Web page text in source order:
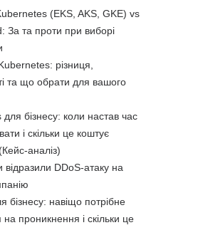
(EKS, AKS, GKE) vs
За та проти при виборі
різниця,
та що обрати для вашого
бізнесу: коли настав час
і скільки це коштує
аналіз)
відразили DDoS-атаку на
бізнесу: навіщо потрібне
на проникнення і скільки це